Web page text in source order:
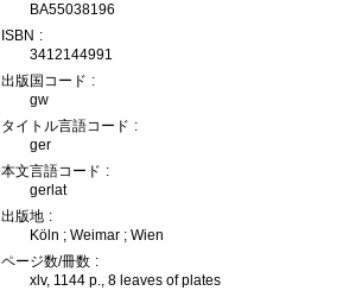
BA55038196
ISBN
3412144991
出版国コード
gw
タイトル言語コード
ger
本文言語コード
gerlat
出版地
Köln ; Weimar ; Wien
ページ数/冊数
xlv, 1144 p., 8 leaves of plates